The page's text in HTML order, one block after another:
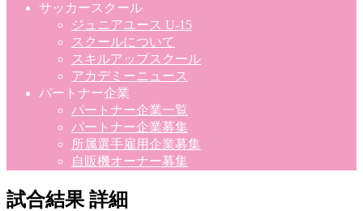
サッカースクール
ジュニアユース U-15
スクールについて
スキルアップスクール
アカデミーニュース
パートナー企業
パートナー企業一覧
パートナー企業募集
所属選手雇用企業募集
自販機オーナー募集
試合結果 詳細